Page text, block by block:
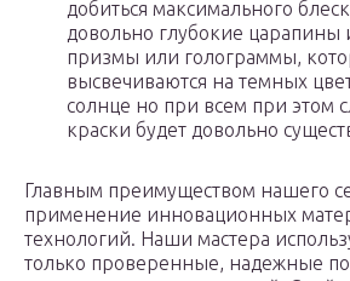
добиться максимального
довольно глубокие царапины
призмы или голограммы,
высвечиваются на темных
солнце но при всем при этом
краски будет довольно
Главным преимуществом нашего
применение инновационных
технологий. Наши мастера
только проверенные, надежные